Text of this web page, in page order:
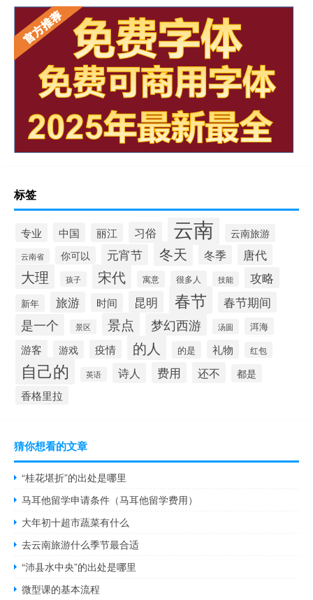
标签
专业 中国 丽江 习俗 云南 云南旅游
云南省 你可以 元宵节 冬天 冬季 唐代
大理 孩子 宋代 寓意 很多人 技能 攻略
新年 旅游 时间 昆明 春节 春节期间
是一个 景区 景点 梦幻西游 汤圆 洱海
游客 游戏 疫情 的人 的是 礼物 红包
自己的 英语 诗人 费用 还不 都是
香格里拉
猜你想看的文章
“桂花堪折”的出处是哪里
马耳他留学申请条件（马耳他留学费用）
大年初十超市蔬菜有什么
去云南旅游什么季节最合适
“沛县水中央”的出处是哪里
微型课的基本流程